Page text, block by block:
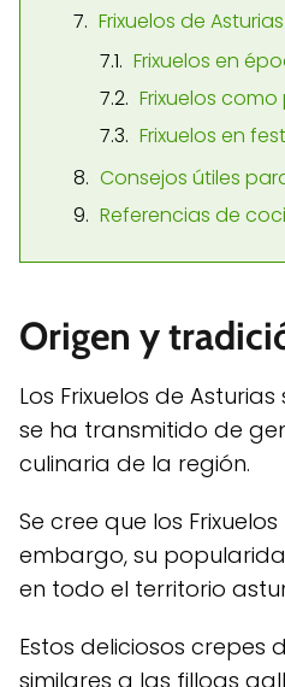
Frixuelos de
Frixuelos en
Frixuelos
Frixuelos en
Consejos útiles
Referencias de
Origen y
Los Frixuelos de
se ha transmitido de
culinaria de la región.
Se cree que los
embargo, su
en todo el territorio
Estos deliciosos crepes
similares a las filloas